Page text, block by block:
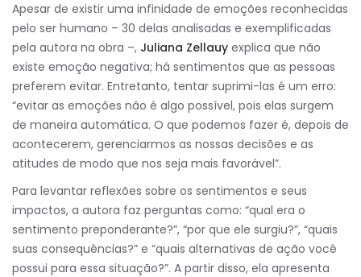
Apesar de existir uma infinidade de emoções reconhecidas
pelo ser humano – 30 delas analisadas e exemplificadas
pela autora na obra –, Juliana Zellauy explica que não
existe emoção negativa; há sentimentos que as pessoas
preferem evitar. Entretanto, tentar suprimi-las é um erro:
“evitar as emoções não é algo possível, pois elas surgem
de maneira automática. O que podemos fazer é, depois de
acontecerem, gerenciarmos as nossas decisões e as
atitudes de modo que nos seja mais favorável”.
Para levantar reflexões sobre os sentimentos e seus
impactos, a autora faz perguntas como: “qual era o
sentimento preponderante?”, “por que ele surgiu?”, “quais
suas consequências?” e “quais alternativas de ação você
possui para essa situação?”. A partir disso, ela apresenta